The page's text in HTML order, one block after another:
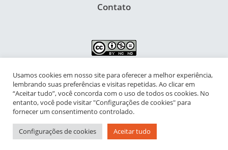
Contato
NIPIAC – Núcleo Interdisciplinar de Pesquisa para a Infância e
Adolescência Contemporâneas
Universidade Federal do Rio de Janeiro - Campus da Praia Vermelha
Av. Pasteur, 250 – Urca, Prédio da Decania do CFCH
Rio de Janeiro - RJ, Brasil | CEP 22.290-902
Usamos cookies em nosso site para oferecer a melhor experiência,
lembrando suas preferências e visitas repetidas. Ao clicar em
“Aceitar tudo”, você concorda com o uso de todos os cookies. No
entanto, você pode visitar "Configurações de cookies" para
fornecer um consentimento controlado.
Configurações de cookies Aceitar tudo